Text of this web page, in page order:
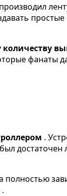
фанаты
.
полностью
.